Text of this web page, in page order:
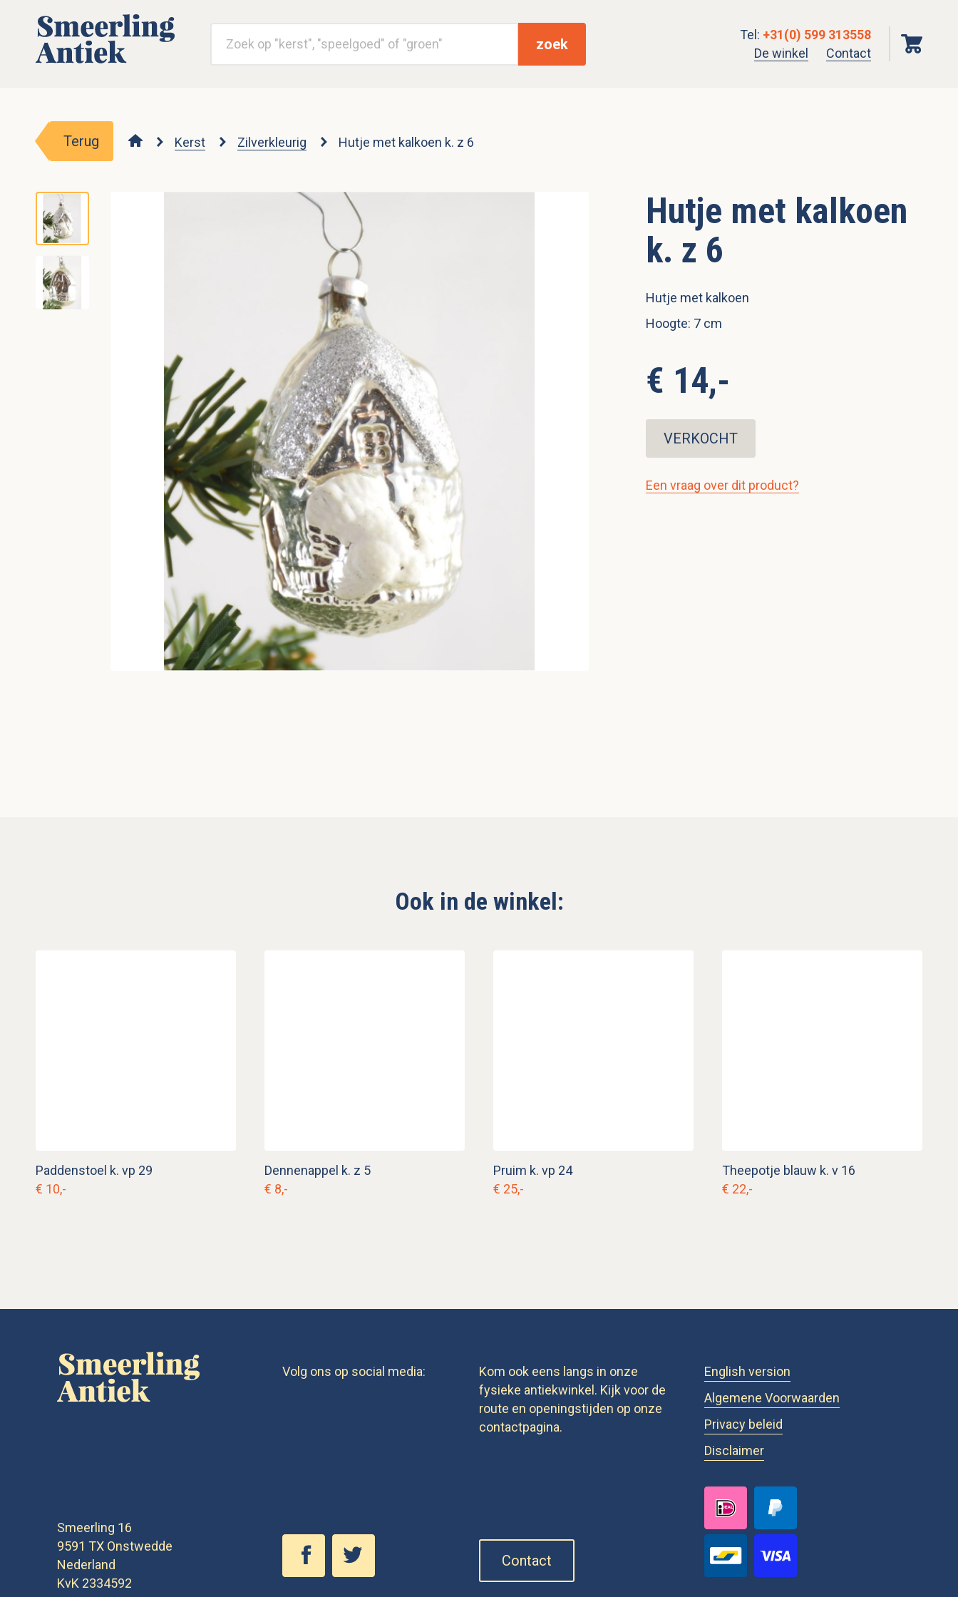
zoek
Tel: +31(0) 599 313558
De winkel
Contact
Terug Kerst Zilverkleurig Hutje met kalkoen k. z 6
Hutje met kalkoen
k. z 6
Hutje met kalkoen
Hoogte: 7 cm
€ 14,-
VERKOCHT
Een vraag over dit product?
Ook in de winkel:
Paddenstoel k. vp 29
€ 10,-
Dennenappel k. z 5
€ 8,-
Pruim k. vp 24
€ 25,-
Theepotje blauw k. v 16
€ 22,-
Smeerling 16
9591 TX Onstwedde
Nederland
KvK 2334592
Volg ons op social media:
Kom ook eens langs in onze
fysieke antiekwinkel. Kijk voor de
route en openingstijden op onze
contactpagina.
Contact
English version
Algemene Voorwaarden
Privacy beleid
Disclaimer